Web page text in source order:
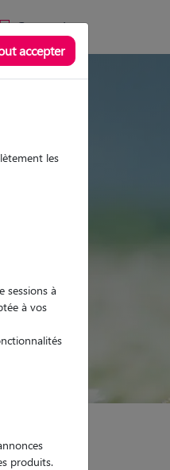
Connexion
accepter
les
sessions à
à vos
produits.